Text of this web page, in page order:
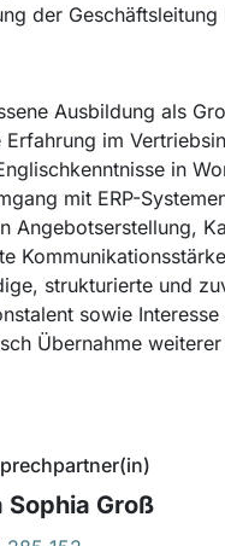
der
Ausbildung als
im
in
mit ERP-
Angebotserstellung,
strukturierte und
sowie
Übernahme
Sophia Groß